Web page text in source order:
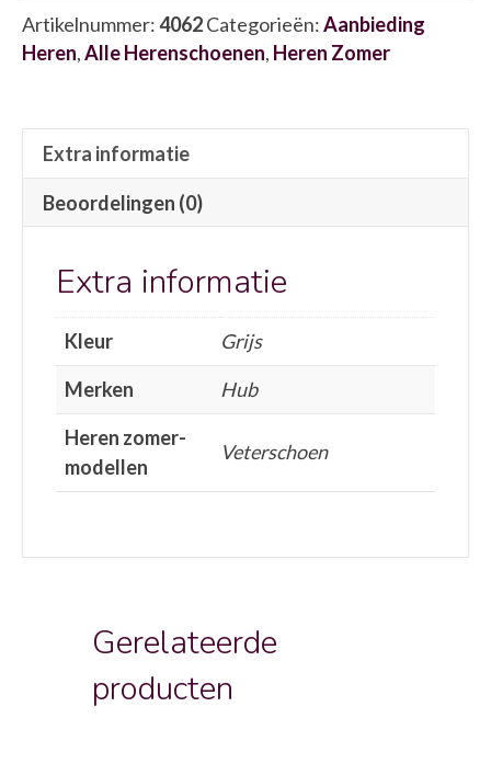
aantal
Artikelnummer:4062Categorieën:Aanbieding
Heren,Alle Herenschoenen, Heren Zomer
Extra informatie
Beoordelingen (0)
Extra informatie
Kleur
Grijs
Merken
Hub
Heren zomer-
modellen
Veterschoen
Gerelateerde
producten